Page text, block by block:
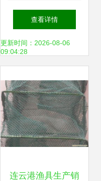
郧阳区多部门联合
开展禁用渔具销售
查看详情
更新时间：2026-08-06
09:04:28
连云港渔具生产销